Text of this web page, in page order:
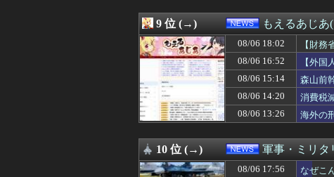
08/06 15:00
【熊本旅行支援】鈴
08/06 14:55
北海道弟子屈町 「
08/06 14:46
中国政府、強烈な不
08/06 14:40
中国製ルーター20機
08/06 14:34
女子大って何のため
08/06 14:31
MEGAドンキの立体
08/06 14:30
入国拒否の半数が日
08/06 14:30
【のど】れいわ信者
08/06 14:29
ＮＨＫ職員が番組出
08/06 14:14
AIが指示なく個人や
08/06 14:12
【消費減税】お弁当
08/06 14:10
週間少年ジャンプの
9 位 (→) もえるあじあ
08/06 18:02
【財
などを
08/06 16:52
【外
は差別
08/06 15:14
森山前
こじら
08/06 14:20
消費税
内閣に
08/06 13:26 海外の
10 位 (→) 軍事・ミリ
08/06 17:56
なぜこ